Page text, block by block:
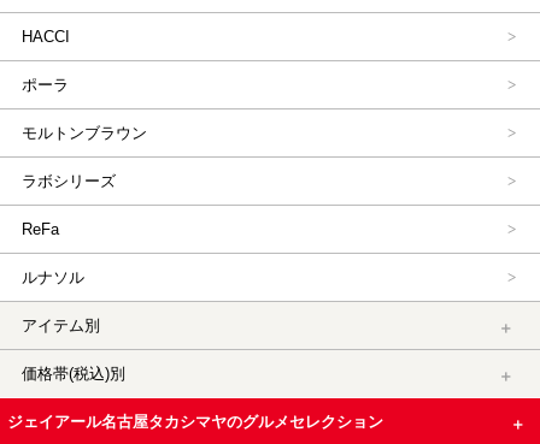
HACCI
ポーラ
モルトンブラウン
ラボシリーズ
ReFa
ルナソル
アイテム別
価格帯(税込)別
ジェイアール名古屋タカシマヤのグルメセレクション